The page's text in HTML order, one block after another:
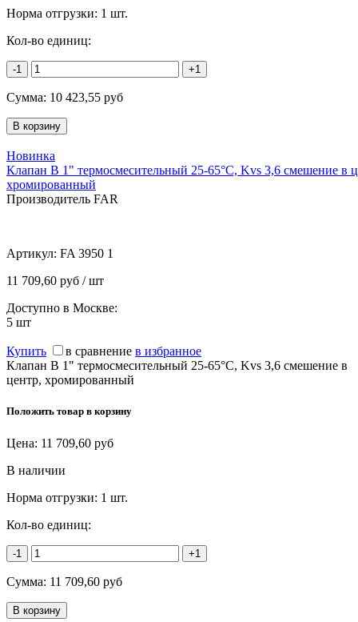
Норма отгрузки: 1 шт.
Кол-во единиц:
-1 +1
Сумма: 10 423,55 руб
Новинка
Клапан В 1" термосмесительный 25-65°С, Kvs 3,6 смешение в
хромированный
Производитель FAR
Артикул: FA 3950 1
11 709,60 руб / шт
Доступно в Москве:
5 шт
Купить в сравнение в избранное
Клапан В 1" термосмесительный 25-65°С, Kvs 3,6 смешение в
центр, хромированный
Положить товар в корзину
Цена: 11 709,60 руб
В наличии
Норма отгрузки: 1 шт.
Кол-во единиц:
-1 +1
Сумма: 11 709,60 руб